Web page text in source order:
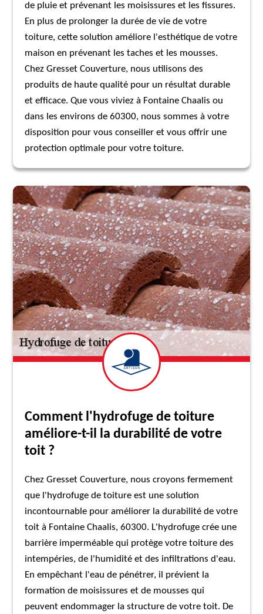
de pluie et prévenant les moisissures et les fissures.
En plus de prolonger la durée de vie de votre
toiture, cette solution améliore l'esthétique de votre
maison en prévenant les taches et les mousses.
Chez Gresset Couverture, nous utilisons des
produits de haute qualité pour un résultat durable
et efficace. Que vous viviez à Fontaine Chaalis ou
dans les environs de 60300, nous sommes à votre
disposition pour vous conseiller et vous offrir une
protection optimale pour votre toiture.
Comment l'hydrofuge de toiture
améliore-t-il la durabilité de votre
toit ?
Chez Gresset Couverture, nous croyons fermement
que l'hydrofuge de toiture est une solution
incontournable pour améliorer la durabilité de votre
toit à Fontaine Chaalis, 60300. L'hydrofuge crée une
barrière imperméable qui protège votre toiture des
intempéries, de l'humidité et des infiltrations d'eau.
En empêchant l'eau de pénétrer, il prévient la
formation de moisissures et de mousses qui
peuvent endommager la structure de votre toit. De